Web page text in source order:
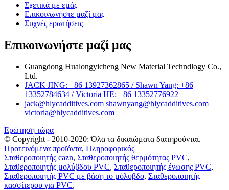
Σχετικά με εμάς
Επικοινωνήστε μαζί μας
Συχνές ερωτήσεις
Επικοινωνήστε μαζί μας
Guangdong Hualongyicheng New Material Techndlogy Co.,
Ltd.
JACK JING: +86 13927362865 / Shawn Yang: +86
13352784634 / Victoria HE: +86 13352776922
jack@hlycadditives.com shawnyang@hlycadditives.com
victoria@hlycadditives.com
Ερώτηση τώρα
© Copyright - 2010-2020: Όλα τα δικαιώματα διατηρούνται.
Προτεινόμενα προϊόντα, Πληροφορικός
Σταθεροποιητής cazn, Σταθεροποιητής θερμότητας PVC,
Σταθεροποιητής μολύβδου PVC, Σταθεροποιητής ένωσης PVC,
Σταθεροποιητής PVC με βάση το μόλυβδο, Σταθεροποιητής
κασσίτερου για PVC,